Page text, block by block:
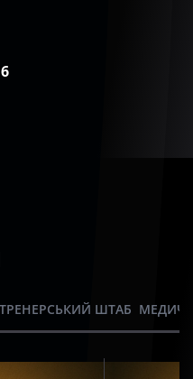
ТРЕНЕРСЬКИЙ ШТАБ